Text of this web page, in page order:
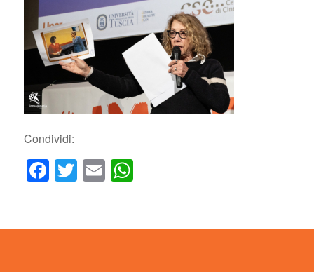
Condividi:
Facebook
Twitter
EmailWhatsApp